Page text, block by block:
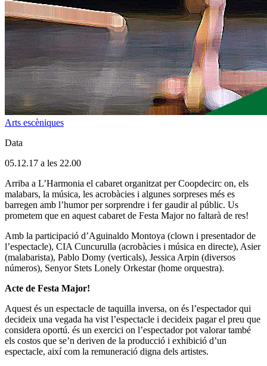
Arts escèniques
Data
05.12.17 a les 22.00
Arriba a L’Harmonia el cabaret organitzat per Coopdecirc on, els
malabars, la música, les acrobàcies i algunes sorpreses més es
barregen amb l’humor per sorprendre i fer gaudir al públic. Us
prometem que en aquest cabaret de Festa Major no faltarà de res!
Amb la participació d’Aguinaldo Montoya (clown i presentador de
l’espectacle), CIA Cuncurulla (acrobàcies i música en directe), Asier
(malabarista), Pablo Domy (verticals), Jessica Arpin (diversos
números), Senyor Stets Lonely Orkestar (home orquestra).
Acte de Festa Major!
Aquest és un espectacle de taquilla inversa, on és l’espectador qui
decideix una vegada ha vist l’espectacle i decideix pagar el preu que
considera oportú. és un exercici on l’espectador pot valorar també
els costos que se’n deriven de la producció i exhibició d’un
espectacle, així com la remuneració digna dels artistes.